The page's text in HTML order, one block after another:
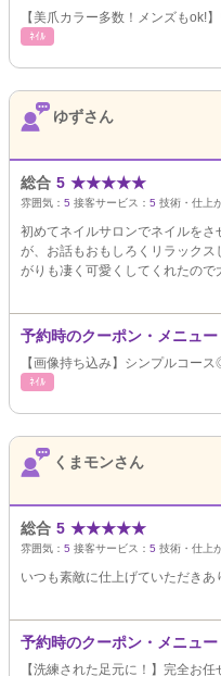
【美爪カラー多数！メンズもok!
ﾈｲﾙ
ゆずさん
総合 5 ★★★★★
雰囲気： 5 接客サービス： 5 技術・仕上
初めてネイルサロンでネイルを
が、お話もおもしろくリラック
がりも凄く可愛くしてくれたの
予約時のクーポン・メニュー
【画像持ち込み】シンプルコー
ﾈｲﾙ
くまモンさん
総合 5 ★★★★★
雰囲気： 5 接客サービス： 5 技術・仕上
いつも素敵に仕上げていただきあ
予約時のクーポン・メニュー
【洗練された足元に！】完全お